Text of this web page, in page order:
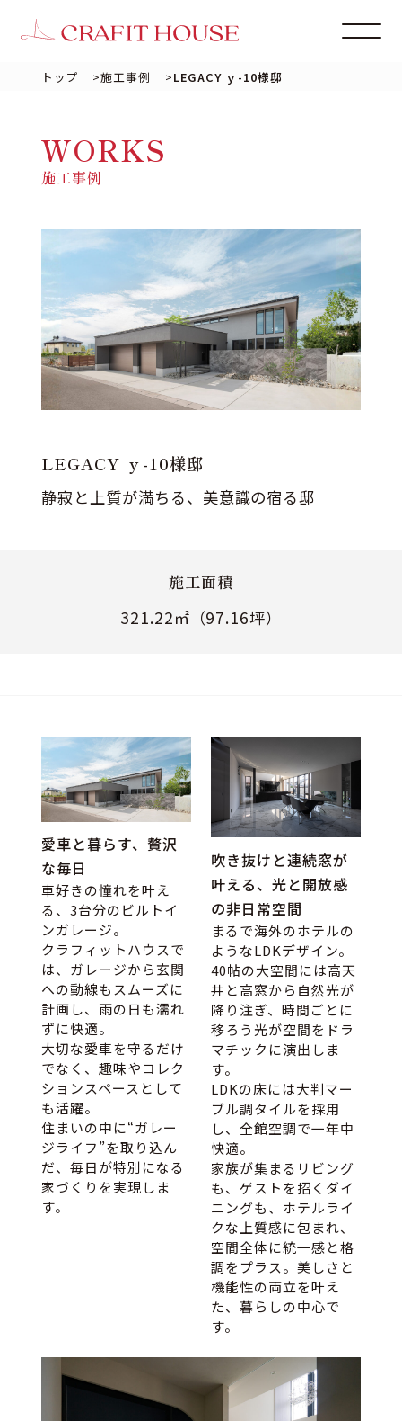
トップ >施工事例 >LEGACY ｙ-10様邸
WORKS
施工事例
LEGACY ｙ-10様邸
静寂と上質が満ちる、美意識の宿る邸
施工面積
321.22㎡（97.16坪）
愛車と暮らす、贅沢
な毎日
車好きの憧れを叶え
る、3台分のビルトイ
ンガレージ。
クラフィットハウスで
は、ガレージから玄関
への動線もスムーズに
計画し、雨の日も濡れ
ずに快適。
大切な愛車を守るだけ
でなく、趣味やコレク
ションスペースとして
も活躍。
住まいの中に“ガレー
ジライフ”を取り込ん
だ、毎日が特別になる
家づくりを実現しま
す。
吹き抜けと連続窓が
叶える、光と開放感
の非日常空間
まるで海外のホテルの
ようなLDKデザイン。
40帖の大空間には高天
井と高窓から自然光が
降り注ぎ、時間ごとに
移ろう光が空間をドラ
マチックに演出しま
す。
LDKの床には大判マー
ブル調タイルを採用
し、全館空調で一年中
快適。
家族が集まるリビング
も、ゲストを招くダイ
ニングも、ホテルライ
クな上質感に包まれ、
空間全体に統一感と格
調をプラス。美しさと
機能性の両立を叶え
た、暮らしの中心で
す。